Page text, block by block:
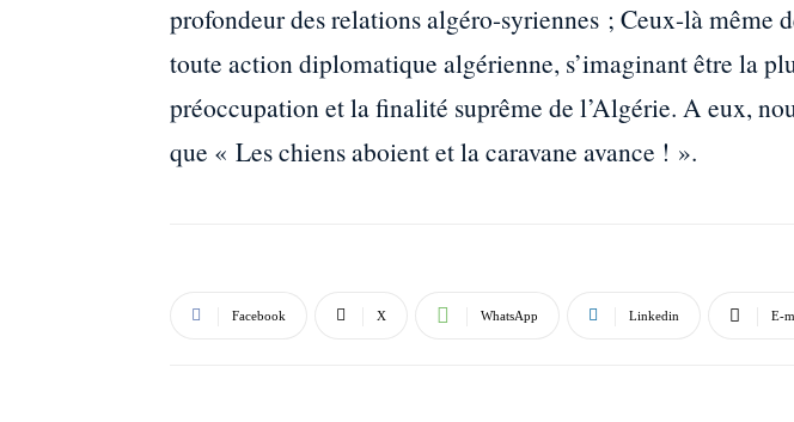
profondeur des relations algéro-syriennes ; Ceux-là même
toute action diplomatique algérienne, s’imaginant être la
préoccupation et la finalité suprême de l’Algérie. A eux,
que « Les chiens aboient et la caravane avance ! ».
Facebook X WhatsApp Linkedin E-